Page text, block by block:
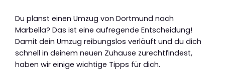
Du planst einen Umzug von Dortmund nach
Marbella? Das ist eine aufregende Entscheidung!
Damit dein Umzug reibungslos verläuft und du dich
schnell in deinem neuen Zuhause zurechtfindest,
haben wir einige wichtige Tipps für dich.